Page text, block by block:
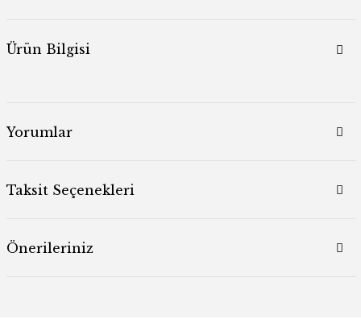
Ürün Bilgisi
Yorumlar
Taksit Seçenekleri
Önerileriniz